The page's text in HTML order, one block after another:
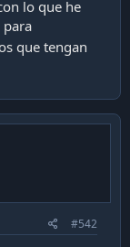
lo que he
para
que tengan
#542